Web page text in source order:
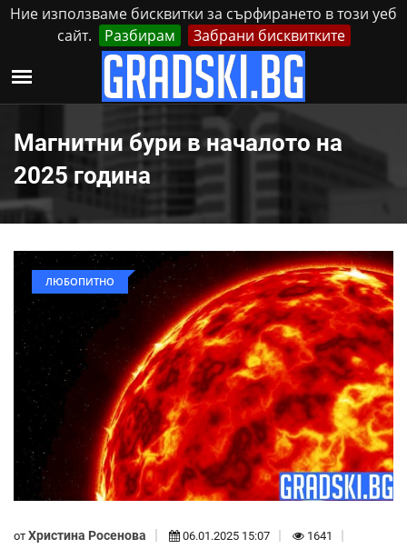
Ние използваме бисквитки за сърфирането в този уеб
сайт.
Разбирам Забрани бисквитките
Събота, 8 Август, 2026 Реклама Контакти
Магнитни бури в началото на
2025 година
ЛЮБОПИТНО
от Христина Росенова 06.01.2025 15:07 1641